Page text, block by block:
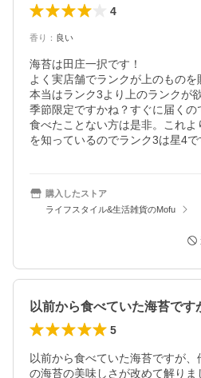
4
香り ： 良い
海苔は田庄一択です！
よく実店舗でランクが上のものを
本当はランク3より上のランクが
季節限定ですかね？すぐに届くの
食べたことない方は是非。これよ
購入したストア
ライフスタイル&生活雑貨のMofu
5
以前から食べていた海苔ですが、
の海苔の美味しさが改めて解り